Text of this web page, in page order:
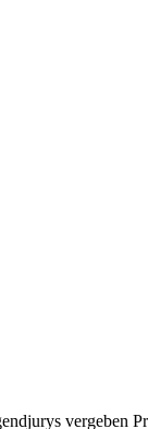
vergeben